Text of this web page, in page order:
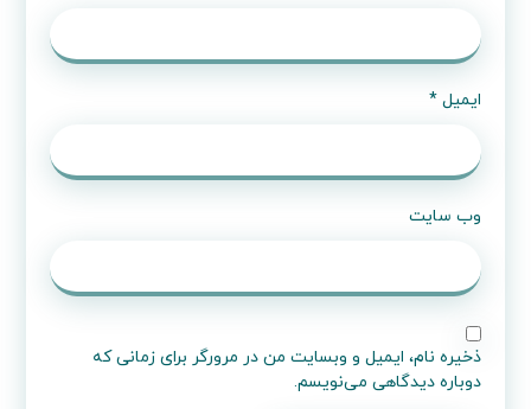
ایمیل*
وب‌ سایت
ذخیره نام، ایمیل و وبسایت من در مرورگر برای زمانی که
دوباره دیدگاهی می‌نویسم.